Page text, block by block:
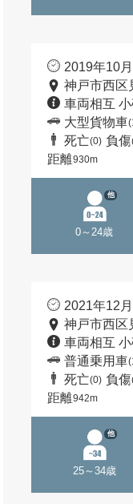
2019年10
神戸市西区
車両相互
大型貨物車
死亡(0) 負傷
距離930m
0～24歳
他
2021年12
神戸市西区
車両相互
普通乗用車
死亡(0) 負傷
距離942m
25～34歳
他